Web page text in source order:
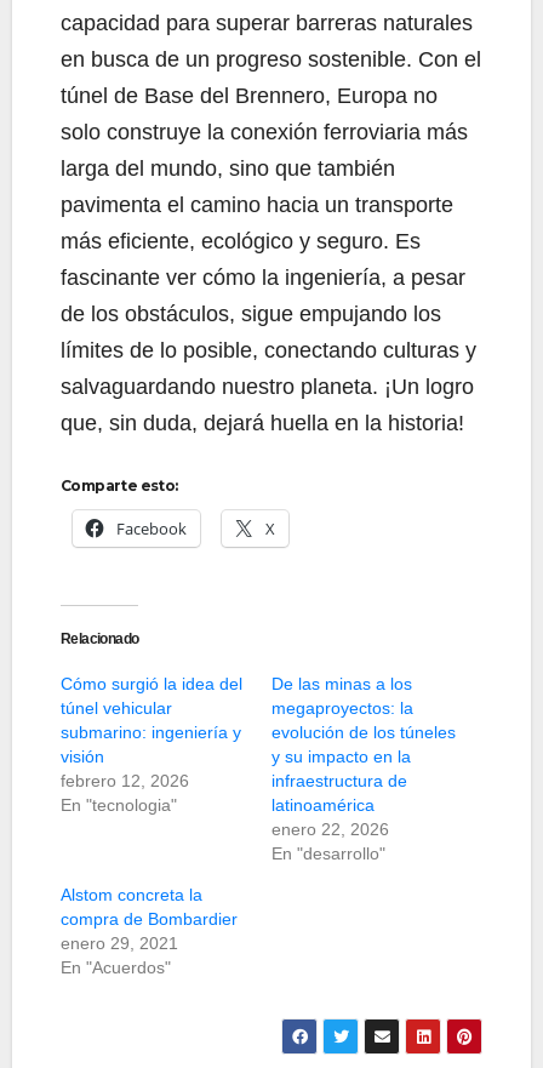
capacidad para superar barreras naturales
en busca de un progreso sostenible. Con el
túnel de Base del Brennero, Europa no
solo construye la conexión ferroviaria más
larga del mundo, sino que también
pavimenta el camino hacia un transporte
más eficiente, ecológico y seguro. Es
fascinante ver cómo la ingeniería, a pesar
de los obstáculos, sigue empujando los
límites de lo posible, conectando culturas y
salvaguardando nuestro planeta. ¡Un logro
que, sin duda, dejará huella en la historia!
Comparte esto:
Facebook X
Relacionado
Cómo surgió la idea del
túnel vehicular
submarino: ingeniería y
visión
febrero 12, 2026
En "tecnologia"
De las minas a los
megaproyectos: la
evolución de los túneles
y su impacto en la
infraestructura de
latinoamérica
enero 22, 2026
En "desarrollo"
Alstom concreta la
compra de Bombardier
enero 29, 2021
En "Acuerdos"